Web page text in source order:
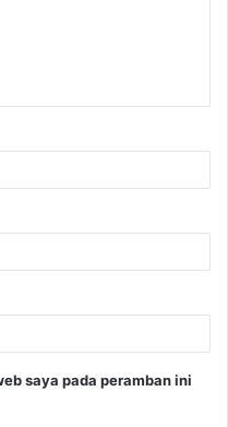
saya pada peramban ini